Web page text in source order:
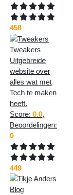
458
Tweakers
Uitgebreide
website over
alles wat met
Tech te maken
heeft.
Score:0.0,
Beoordelingen:
0
449